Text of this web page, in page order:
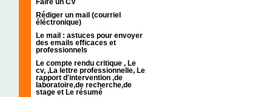
Faire un CV
Rédiger un mail (courriel
éléctronique)
Le mail : astuces pour envoyer
des emails efficaces et
professionnels
Le compte rendu critique , Le
cv, ,La lettre professionnelle, Le
rapport d'intervention ,de
laboratoire,de recherche,de
stage et Le résumé